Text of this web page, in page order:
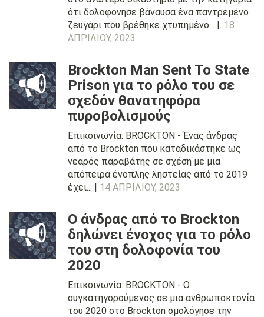
ότι δολοφόνησε βάναυσα ένα παντρεμένο
ζευγάρι που βρέθηκε χτυπημένο... |. 18
ΑΠΡΙΛΊΟΥ, 2023
Brockton Man Sent To State
Prison για το ρόλο του σε
σχεδόν θανατηφόρα
πυροβολισμούς
Επικοινωνία: BROCKTON - Ένας άνδρας
από το Brockton που καταδικάστηκε ως
νεαρός παραβάτης σε σχέση με μια
απόπειρα ένοπλης ληστείας από το 2019
έχει... | 14 ΑΠΡΙΛΊΟΥ, 2023
Ο άνδρας από το Brockton
δηλώνει ένοχος για το ρόλο
του στη δολοφονία του
2020
Επικοινωνία: BROCKTON - Ο
συγκατηγορούμενος σε μια ανθρωποκτονία
του 2020 στο Brockton ομολόγησε την